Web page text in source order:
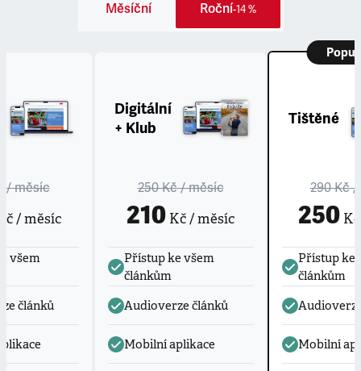
Měsíční Roční-14 %
/ měsíc
/ měsíc
všem
článků
Digitální
+ Klub
250 Kč/ měsíc
210 Kč / měsíc
Přístup ke všem
článkům
Audioverze článků
Mobilní aplikace
Tištěné
290 Kč/
250Kč
Přístup ke
článkům
Mobilní